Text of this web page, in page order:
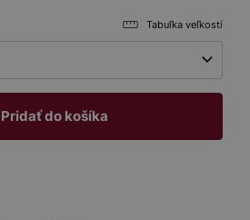
Tabuľka veľkostí
Pridať do košíka